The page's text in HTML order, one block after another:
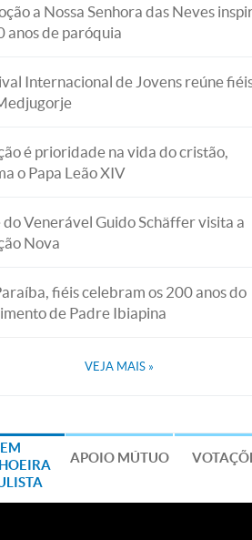
a Nossa Senhora das Neves
anos de paróquia
Internacional de Jovens reúne
é prioridade na vida do cristão,
o Papa Leão XIV
do Venerável Guido Schäffer visita a
Nova
fiéis celebram os 200 anos do
de Padre Ibiapina
VEJA MAIS »
EM
APOIO MÚTUO